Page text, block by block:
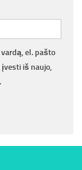
el. pašto
iš naujo,